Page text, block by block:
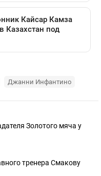
Джанни Инфантино
Золотого мяча у
тренера Смакову